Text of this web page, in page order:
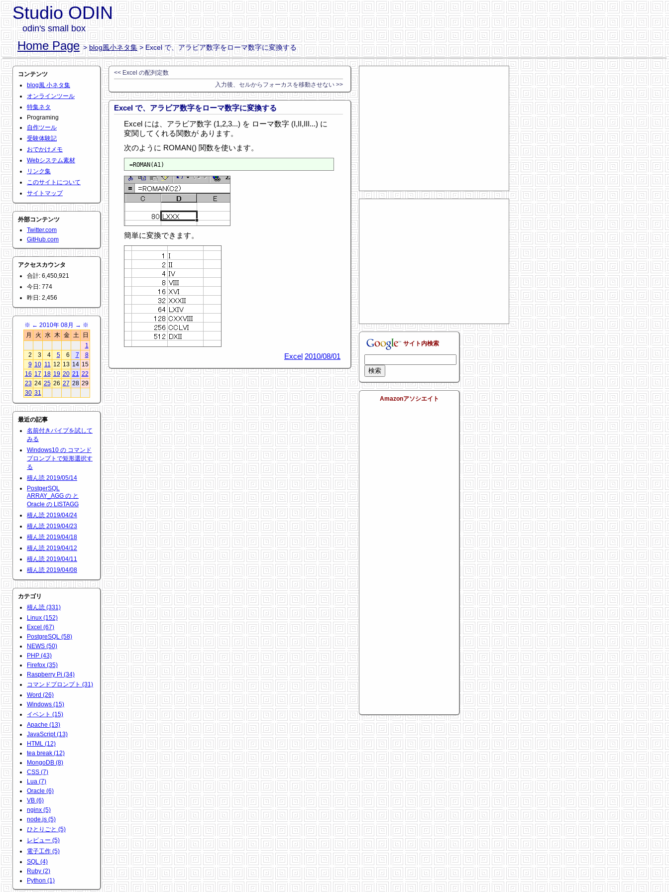
Studio ODIN
odin's small box
Home Page >blog風小ネタ集> Excel で、アラビア数字をローマ数字に変換する
コンテンツ
blog風 小ネタ集
オンラインツール
特集ネタ
Programing
自作ツール
受験体験記
おでかけメモ
Webシステム素材
リンク集
このサイトについて
サイトマップ
外部コンテンツ
Twitter.com
GitHub.com
アクセスカウンタ
合計: 6,450,921
今日: 774
昨日: 2,456
※ ← 2010年 08月 → ※
月
火 水 木 金 土
日
1
2
3 4 5 6 7
8
9 10 11 12 13 14 15
16 17 18 19 20 21 22
23 24 25 26 27 28 29
30 31
最近の記事
名前付きパイプを試して
みる
Windows10 の コマンド
プロンプトで矩形選択す
る
積ん読 2019/05/14
PostgerSQL
ARRAY_AGG の と
Oracle の LISTAGG
積ん読 2019/04/24
積ん読 2019/04/23
積ん読 2019/04/18
積ん読 2019/04/12
積ん読 2019/04/11
積ん読 2019/04/08
カテゴリ
積ん読 (331)
Linux (152)
Excel (67)
PostgreSQL (58)
NEWS (50)
PHP (43)
Firefox (35)
Raspberry Pi (34)
コマンドプロンプト (31)
Word (26)
Windows (15)
イベント (15)
Apache (13)
JavaScript (13)
HTML (12)
tea break (12)
MongoDB (8)
CSS (7)
Lua (7)
Oracle (6)
VB (6)
nginx (5)
node.js (5)
ひとりごと (5)
レビュー (5)
電子工作 (5)
SQL (4)
Ruby (2)
Python (1)
<< Excel の配列定数
入力後、セルからフォーカスを移動させない >>
Excel で、アラビア数字をローマ数字に変換する
Excel には、アラビア数字 (1,2,3...) を ローマ数字 (I,II,III...) に
変関してくれる関数が あります。
次のように ROMAN() 関数を使います。
簡単に変換できます。
Excel 2010/08/01
サイト内検索
Amazonアソシエイト